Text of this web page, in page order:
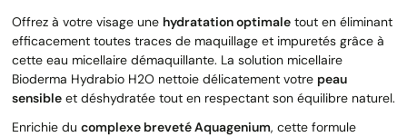
Offrez à votre visage une hydratation optimale tout en éliminant
efficacement toutes traces de maquillage et impuretés grâce à
cette eau micellaire démaquillante. La solution micellaire
Bioderma Hydrabio H2O nettoie délicatement votre peau
sensible et déshydratée tout en respectant son équilibre naturel.
Enrichie du complexe breveté Aquagenium, cette formule